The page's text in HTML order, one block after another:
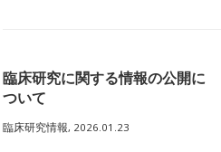
臨床研究に関する情報の公開に
ついて
臨床研究情報, 2026.01.23